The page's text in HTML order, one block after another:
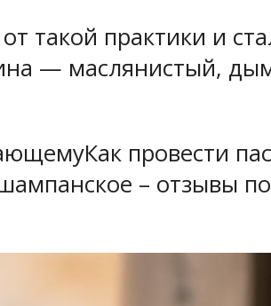
такой практики и
— маслянистый,
провести
– отзывы